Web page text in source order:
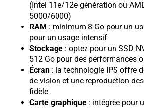
(Intel 11e/12e génération ou
5000/6000)
RAM : minimum 8 Go pour un
pour un usage intensif
Stockage : optez pour un SSD
512 Go pour des performances
Écran : la technologie IPS offre
de vision et une reproduction
fidèle
Carte graphique : intégrée pour